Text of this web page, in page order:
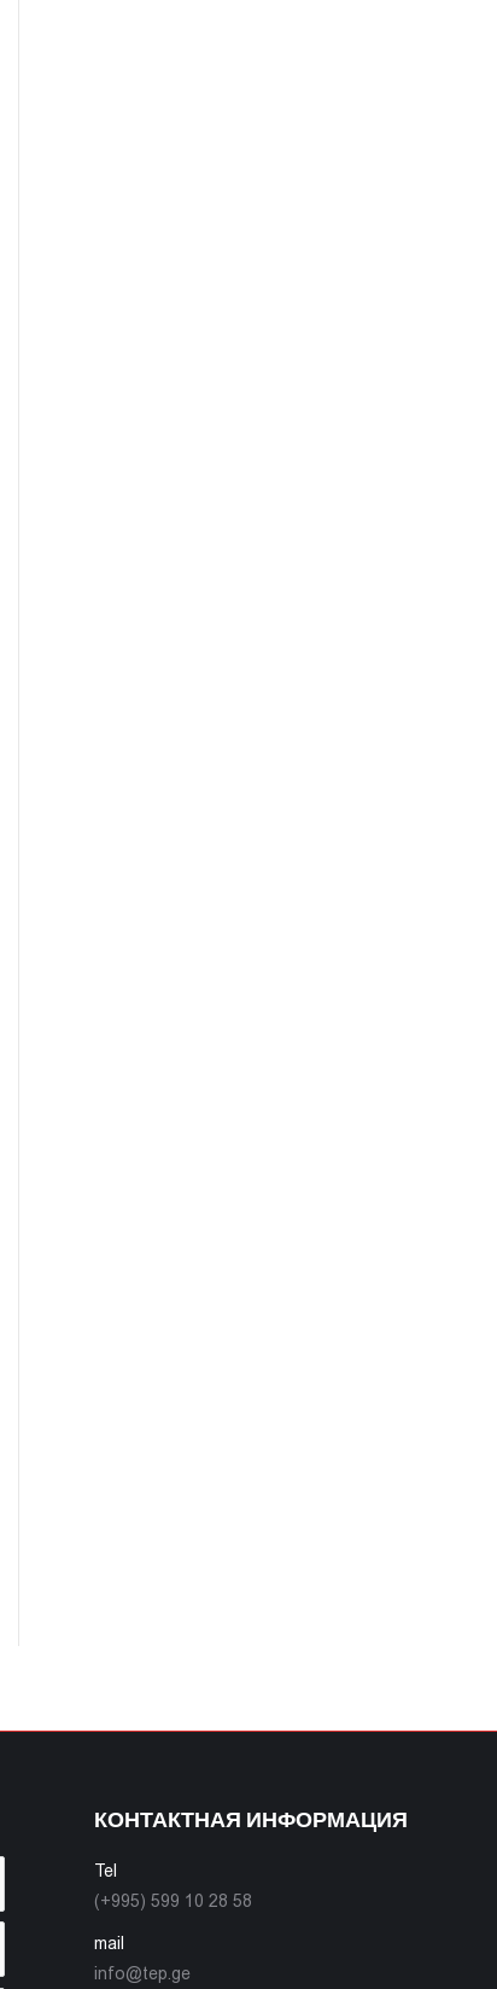
КОНТАКТНАЯ ИНФОРМАЦИЯ
Tel
(+995) 599 10 28 58
mail
info@tep.ge